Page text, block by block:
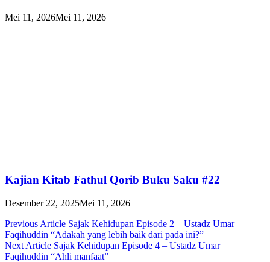
Mei 11, 2026Mei 11, 2026
Kajian Kitab Fathul Qorib Buku Saku #22
Desember 22, 2025Mei 11, 2026
Navigasi
pos
Previous Article Sajak Kehidupan Episode 2 – Ustadz Umar
Faqihuddin “Adakah yang lebih baik dari pada ini?”
Next Article Sajak Kehidupan Episode 4 – Ustadz Umar
Faqihuddin “Ahli manfaat”